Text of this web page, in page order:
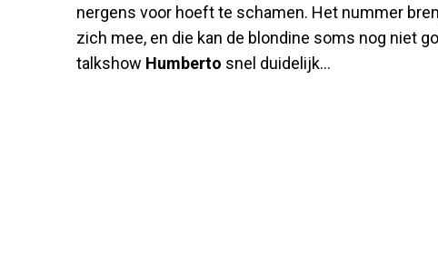
nergens voor hoeft te schamen. Het nummer
zich mee, en die kan de blondine soms nog niet
talkshow Humberto snel duidelijk...